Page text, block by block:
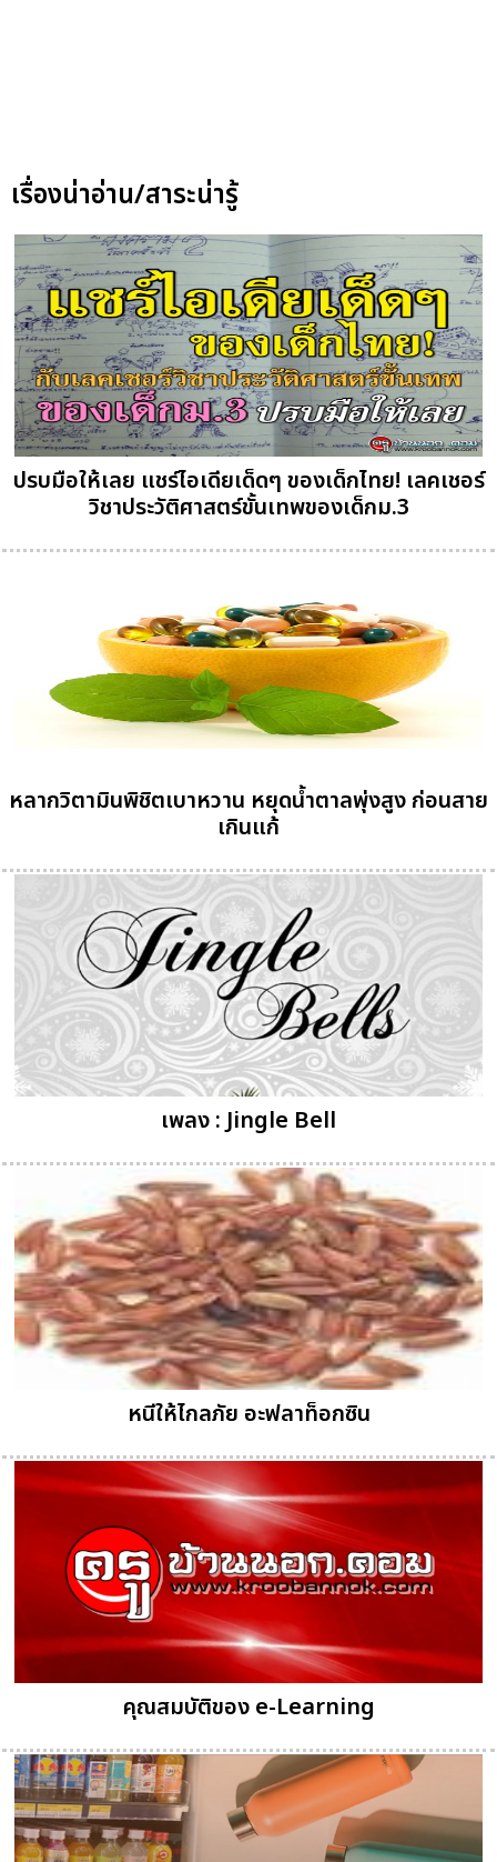
เรื่องน่าอ่าน/สาระน่ารู้
ปรบมือให้เลย แชร์ไอเดียเด็ดๆ ของเด็กไทย! เลคเชอร์
วิชาประวัติศาสตร์ขั้นเทพของเด็กม.3
หลากวิตามินพิชิตเบาหวาน หยุดน้ำตาลพุ่งสูง ก่อนสาย
เกินแก้
เพลง : Jingle Bell
หนีให้ไกลภัย อะฟลาท็อกซิน
คุณสมบัติของ e-Learning